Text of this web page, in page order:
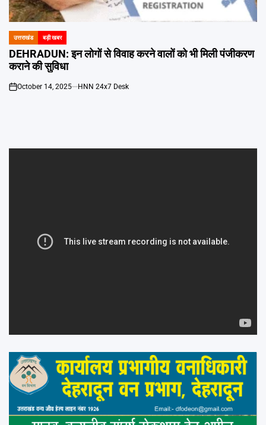
POSTED
IN
उत्तराखंड बड़ी खबर
DEHRADUN: इन लोगों से विवाह करने वालों को भी मिली पंजीकरण
कराने की सुविधा
on
October 14, 2025 HNN 24x7 Desk